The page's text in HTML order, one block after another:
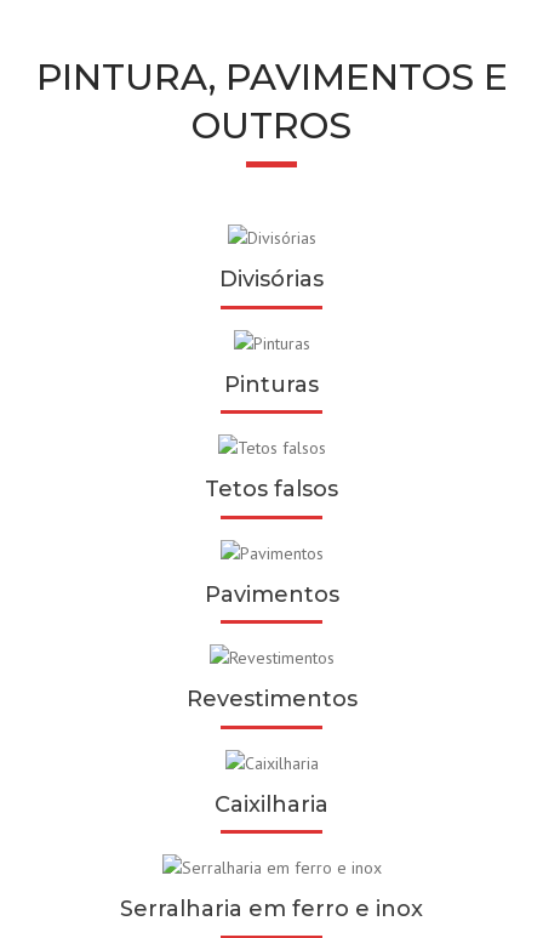
PINTURA, PAVIMENTOS E
OUTROS
Divisórias
Pinturas
Tetos falsos
Pavimentos
Revestimentos
Caixilharia
Serralharia em ferro e inox